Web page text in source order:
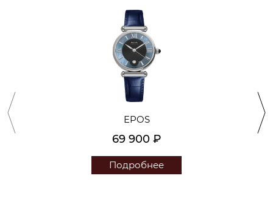
EPOS
69 900 ₽
Подробнее